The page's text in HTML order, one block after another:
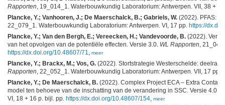
Rapporten , 19_014_1. Waterbouwkundig Laboratorium: Antwerpen. VII, 38 +
Plancke, Y.; Vanhooren, J.; De Maerschalck, B.; Gabriels, W. (2022). PFAS:
22_079_1. Waterbouwkundig Laboratorium: Antwerpen. VI, 17 pp. https://
Plancke, Y.; Van den Bergh, E.; Vereecken, H.; Vandevoorde, B. (2022).
van het opvolgen van de potentiële effecten. Versie 3.0. WL Rapporten ,
https://dx.doi.org/10.48607/71
meer
Plancke, Y.; Brackx, M.; Vos, G. (2022). Stortstrategie Westerschelde:
Rapporten , 22_052_1. Waterbouwkundig Laboratorium: Antwerpen. VII, 17 pp.
Plancke, Y.; De Maerschalck, B. (2022). Complex Project ECA – Extra
model ten behoeve van de inschatting van de verandering in SSC. Versie 4.0.
VI, 18 + 16 p. bijl. pp. https://dx.doi.org/10.48607/154 meer